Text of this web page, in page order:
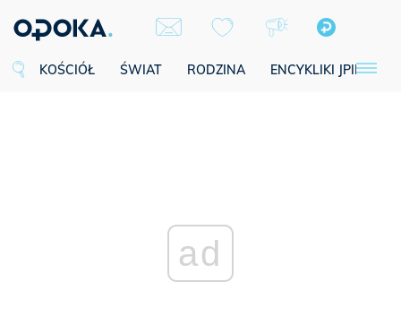
KOŚCIÓŁ ŚWIAT RODZINA ENCYKLIKI JPII
ad